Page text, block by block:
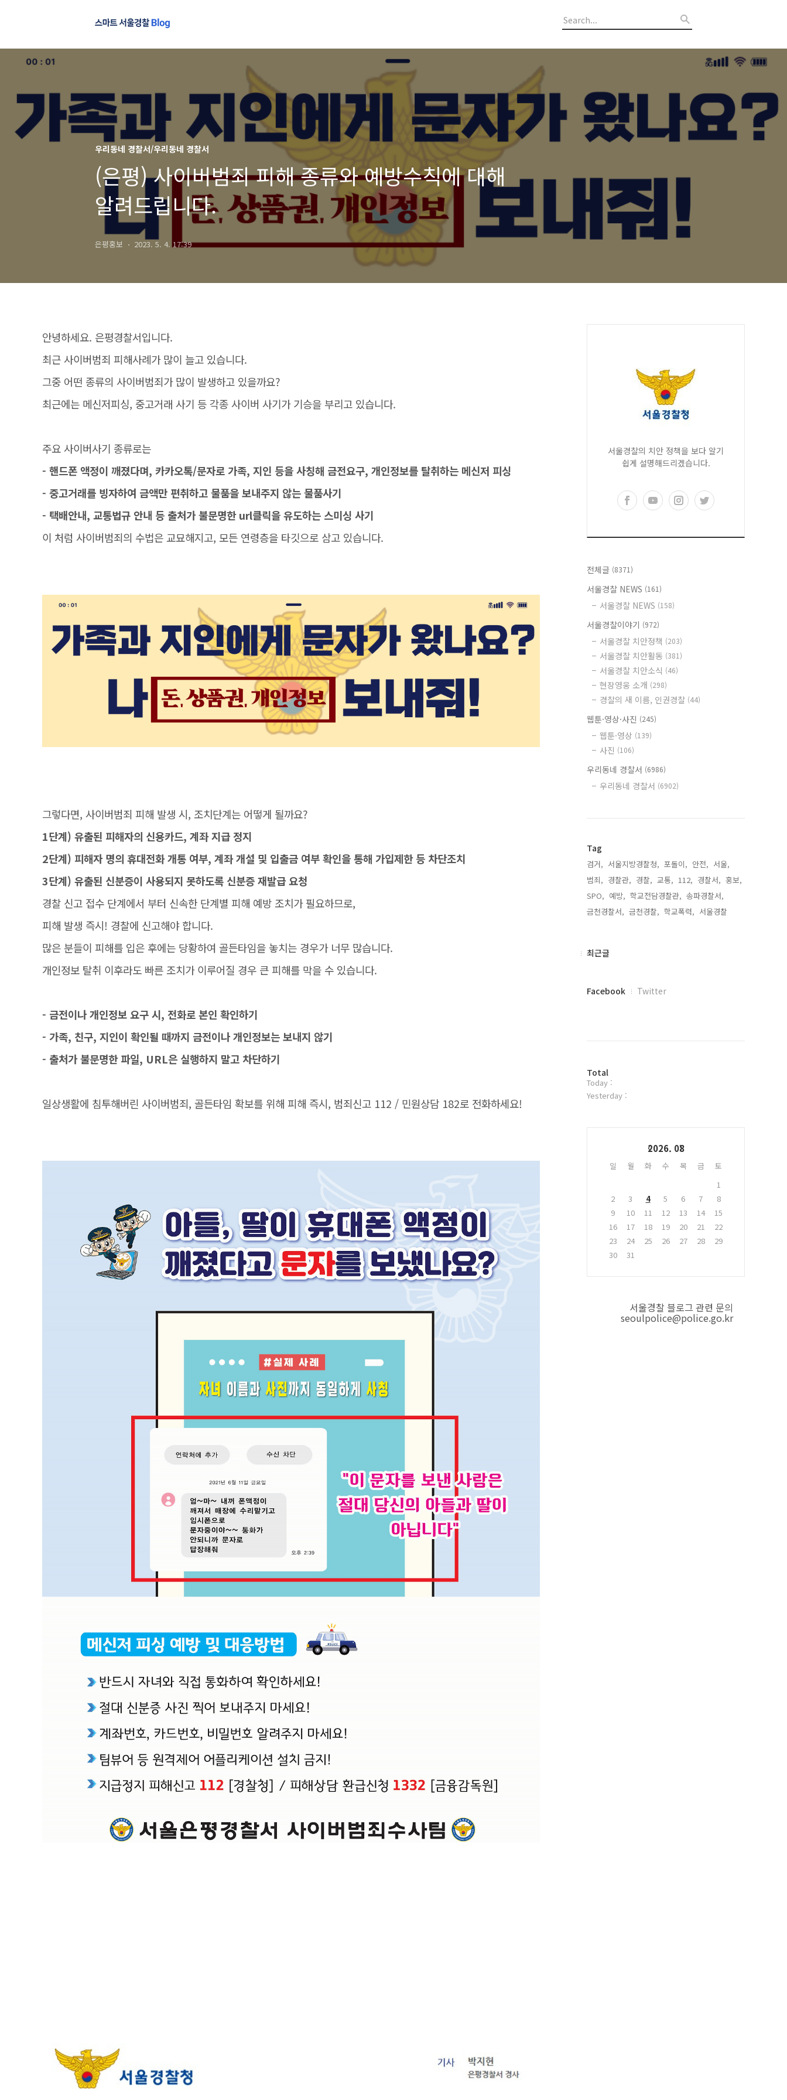
우리동네 경찰서/우리동네 경찰서
(은평) 사이버범죄 피해 종류와 예방수칙에 대해
알려드립니다.
은평홍보 2023. 5. 4. 17:39
안녕하세요. 은평경찰서입니다.
최근 사이버범죄 피해사례가 많이 늘고 있습니다.
그중 어떤 종류의 사이버범죄가 많이 발생하고 있을까요?
최근에는 메신저피싱, 중고거래 사기 등 각종 사이버 사기가 기승을 부리고 있습니다.
주요 사이버사기 종류로는
- 핸드폰 액정이 깨졌다며, 카카오톡/문자로 가족, 지인 등을 사칭해 금전요구, 개인정보를 탈취하는 메신저 피싱
- 중고거래를 빙자하여 금액만 편취하고 물품을 보내주지 않는 물품사기
- 택배안내, 교통법규 안내 등 출처가 불문명한 url클릭을 유도하는 스미싱 사기
이 처럼 사이버범죄의 수법은 교묘해지고, 모든 연령층을 타깃으로 삼고 있습니다.
그렇다면, 사이버범죄 피해 발생 시, 조치단계는 어떻게 될까요?
1단계) 유출된 피해자의 신용카드, 계좌 지급 정지
2단계) 피해자 명의 휴대전화 개통 여부, 계좌 개설 및 입출금 여부 확인을 통해 가입제한 등 차단조치
3단계) 유출된 신분증이 사용되지 못하도록 신분증 재발급 요청
경찰 신고 접수 단계에서 부터 신속한 단계별 피해 예방 조치가 필요하므로,
피해 발생 즉시! 경찰에 신고해야 합니다.
많은 분들이 피해를 입은 후에는 당황하여 골든타임을 놓치는 경우가 너무 많습니다.
개인정보 탈취 이후라도 빠른 조치가 이루어질 경우 큰 피해를 막을 수 있습니다.
- 금전이나 개인정보 요구 시, 전화로 본인 확인하기
- 가족, 친구, 지인이 확인될 때까지 금전이나 개인정보는 보내지 않기
- 출처가 불문명한 파일, URL은 실행하지 말고 차단하기
일상생활에 침투해버린 사이버범죄, 골든타임 확보를 위해 피해 즉시, 범죄신고 112 / 민원상담 182로 전화하세요!
서울경찰의 치안 정책을 보다 알기
쉽게 설명해드리겠습니다.
전체글 (8371)
서울경찰 NEWS (161)
서울경찰 NEWS (158)
서울경찰이야기 (972)
서울경찰 치안정책 (203)
서울경찰 치안활동 (381)
서울경찰 치안소식 (46)
현장영웅 소개 (298)
경찰의 새 이름, 인권경찰 (44)
웹툰·영상·사진 (245)
웹툰·영상 (139)
사진 (106)
우리동네 경찰서 (6986)
우리동네 경찰서 (6902)
Tag
검거, 서울지방경찰청, 포돌이, 안전, 서울,
범죄, 경찰관, 경찰, 교통, 112, 경찰서, 홍보,
SPO, 예방, 학교전담경찰관, 송파경찰서,
금천경찰서, 금천경찰, 학교폭력, 서울경찰,
최
최근글
페
플
러
그
Facebook Twitter
방
문
자
Total
Today :
Yesterday :
2026. 08
일 월 화 수 목 금
토
1
2
3 4 5 6 7
8
9
10 11 12 13 14
15
16
17 18 19 20 21
22
23
24 25 26 27 28
29
30
31
서울경찰 블로그 관련 문의
seoulpolice@police.go.kr